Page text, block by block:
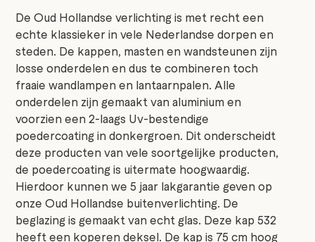
De Oud Hollandse verlichting is met recht een
echte klassieker in vele Nederlandse dorpen en
steden. De kappen, masten en wandsteunen zijn
losse onderdelen en dus te combineren toch
fraaie wandlampen en lantaarnpalen. Alle
onderdelen zijn gemaakt van aluminium en
voorzien een 2-laags Uv-bestendige
poedercoating in donkergroen. Dit onderscheidt
deze producten van vele soortgelijke producten,
de poedercoating is uitermate hoogwaardig.
Hierdoor kunnen we 5 jaar lakgarantie geven op
onze Oud Hollandse buitenverlichting. De
beglazing is gemaakt van echt glas. Deze kap 532
heeft een koperen deksel. De kap is 75 cm hoog